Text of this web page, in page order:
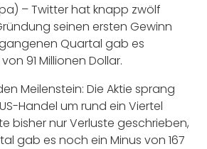
– Twitter hat knapp zwölf
seinen ersten Gewinn
Quartal gab es
91 Millionen Dollar.
Meilenstein: Die Aktie sprang
Handel um rund ein Viertel
bisher nur Verluste geschrieben,
gab es noch ein Minus von 167